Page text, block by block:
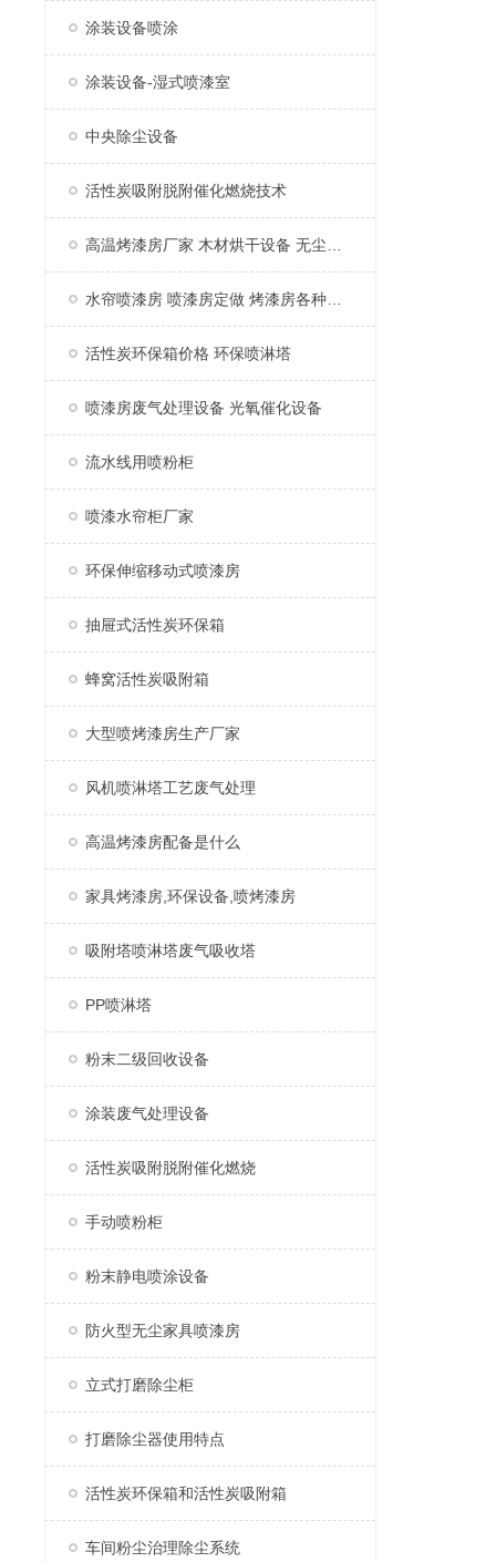
涂装设备喷涂
涂装设备-湿式喷漆室
中央除尘设备
活性炭吸附脱附催化燃烧技术
活性炭环保箱价格 环保喷淋塔
喷漆房废气处理设备 光氧催化设备
流水线用喷粉柜
喷漆水帘柜厂家
环保伸缩移动式喷漆房
抽屉式活性炭环保箱
蜂窝活性炭吸附箱
大型喷烤漆房生产厂家
风机喷淋塔工艺废气处理
高温烤漆房配备是什么
家具烤漆房,环保设备,喷烤漆房
吸附塔喷淋塔废气吸收塔
PP喷淋塔
粉末二级回收设备
涂装废气处理设备
活性炭吸附脱附催化燃烧
手动喷粉柜
粉末静电喷涂设备
防火型无尘家具喷漆房
立式打磨除尘柜
打磨除尘器使用特点
活性炭环保箱和活性炭吸附箱
车间粉尘治理除尘系统